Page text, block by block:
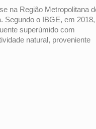
na Região Metropolitana
Segundo o IBGE, em 2018,
superúmido com
natural, proveniente